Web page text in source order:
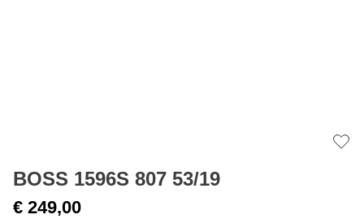
BOSS 1596S 807 53/19
€ 249,00